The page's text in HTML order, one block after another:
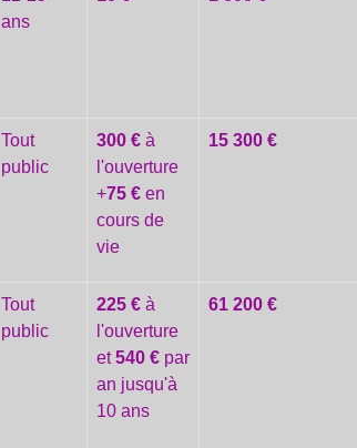
ans
Tout
public
300 € à
l'ouverture
+75 € en
cours de
vie
15 300 €
Tout
public
225 € à
l'ouverture
et540 € par
an jusqu'à
10 ans
61 200 €